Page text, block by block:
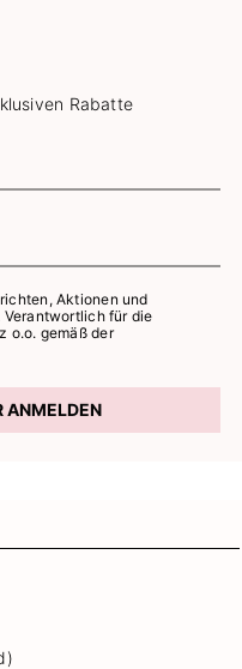
Rabatte
Aktionen und
für die
o.o. gemäß der
ANMELDEN